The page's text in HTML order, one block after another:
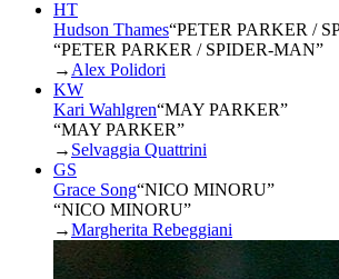
HT
Hudson Thames“PETER PARKER /
“PETER PARKER / SPIDER-MAN”
→ Alex Polidori
KW
Kari Wahlgren“MAY PARKER”
“MAY PARKER”
→ Selvaggia Quattrini
GS
Grace Song“NICO MINORU”
“NICO MINORU”
→Margherita Rebeggiani